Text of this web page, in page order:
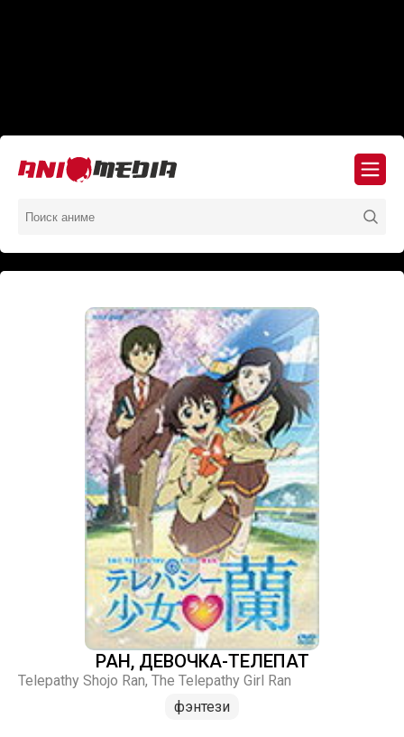
РАН, ДЕВОЧКА-ТЕЛЕПАТ
Telepathy Shojo Ran, The Telepathy Girl Ran
фэнтези